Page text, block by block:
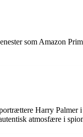
som Amazon
Harry Palmer
atmosfære i